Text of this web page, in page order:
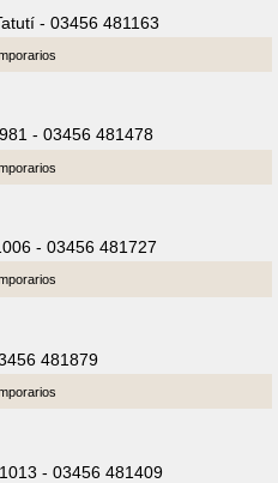
- 03456 481163
- 03456 481478
- 03456 481727
481879
- 03456 481409